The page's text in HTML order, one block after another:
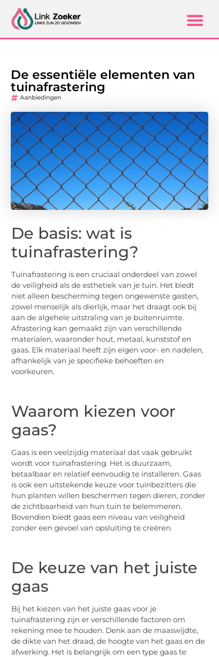
De essentiële elementen van
tuinafrastering
Aanbiedingen
De basis: wat is
tuinafrastering?
Tuinafrastering is een cruciaal onderdeel van zowel
de veiligheid als de esthetiek van je tuin. Het biedt
niet alleen bescherming tegen ongewenste gasten,
zowel menselijk als dierlijk, maar het draagt ook bij
aan de algehele uitstraling van je buitenruimte.
Afrastering kan gemaakt zijn van verschillende
materialen, waaronder hout, metaal, kunststof en
gaas. Elk materiaal heeft zijn eigen voor- en nadelen,
afhankelijk van je specifieke behoeften en
voorkeuren.
Waarom kiezen voor
gaas?
Gaas is een veelzijdig materiaal dat vaak gebruikt
wordt voor tuinafrastering. Het is duurzaam,
betaalbaar en relatief eenvoudig te installeren. Gaas
is ook een uitstekende keuze voor tuinbezitters die
hun planten willen beschermen tegen dieren, zonder
de zichtbaarheid van hun tuin te belemmeren.
Bovendien biedt gaas een niveau van veiligheid
zonder een gevoel van opsluiting te creëren.
De keuze van het juiste
gaas
Bij het kiezen van het juiste gaas voor je
tuinafrastering zijn er verschillende factoren om
rekening mee te houden. Denk aan de maaswijdte,
de dikte van het draad, de hoogte van het gaas en de
afwerking. Het is belangrijk om een type gaas te